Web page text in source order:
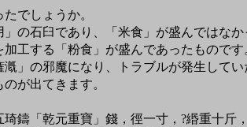
でしょうか。
の石臼であり、「米食」が盛んではな
工する「粉食」が盛んであったもので
」の邪魔になり、トラブルが発生して
が出てきます。
琦鑄「乾元重寶」錢，徑一寸，?緡重十